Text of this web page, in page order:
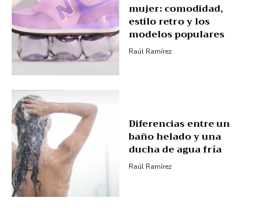
mujer: comodidad,
estilo retro y los
modelos populares
Raúl Ramírez
Diferencias entre un
baño helado y una
ducha de agua fría
Raúl Ramírez